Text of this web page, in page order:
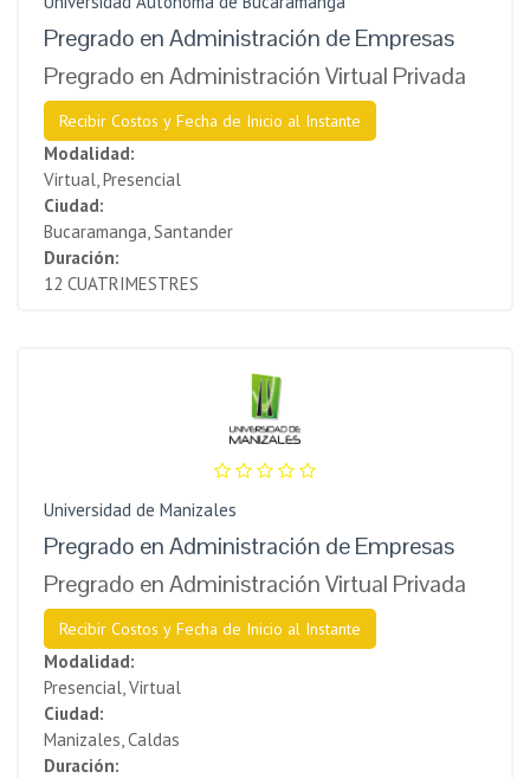
Pregrado en Administración de Empresas
Pregrado en Administración Virtual Privada
Recibir Costos y Fecha de Inicio al Instante
Modalidad:
Virtual, Presencial
Ciudad:
Bucaramanga, Santander
Duración:
12 CUATRIMESTRES
Universidad de Manizales
Pregrado en Administración de Empresas
Pregrado en Administración Virtual Privada
Recibir Costos y Fecha de Inicio al Instante
Modalidad:
Presencial, Virtual
Ciudad:
Manizales, Caldas
Duración: